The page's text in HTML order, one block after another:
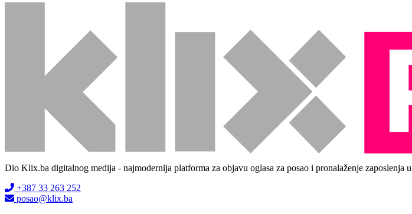
Dio Klix.ba digitalnog medija - najmodernija platforma za objavu oglasa za posao i pronalaženje zaposlenja
+387 33 263 252
posao@klix.ba